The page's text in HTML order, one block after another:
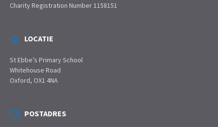
Charity Registration Number 1158151
LOCATIE
St Ebbe’s Primary School
Whitehouse Road
Oxford, OX1 4NA
POSTADRES